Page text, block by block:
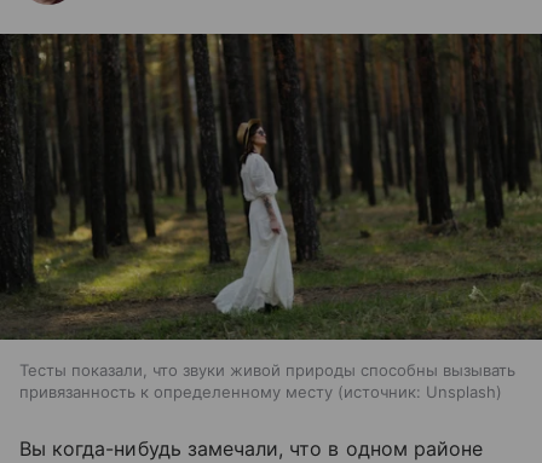
Тесты показали, что звуки живой природы способны вызывать
привязанность к определенному месту
источник: Unsplash
Вы когда-нибудь замечали, что в одном районе